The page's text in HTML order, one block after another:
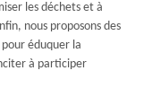
les déchets et à
nous proposons des
éduquer la
à participer